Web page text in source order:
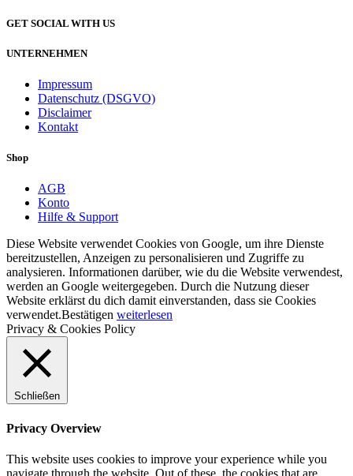
GET SOCIAL WITH US
UNTERNEHMEN
Impressum
Datenschutz (DSGVO)
Disclaimer
Kontakt
Shop
AGB
Konto
Hilfe & Support
Diese Website verwendet Cookies von Google, um ihre Dienste
bereitzustellen, Anzeigen zu personalisieren und Zugriffe zu
analysieren. Informationen darüber, wie du die Website verwendest,
werden an Google weitergegeben. Durch die Nutzung dieser
Website erklärst du dich damit einverstanden, dass sie Cookies
verwendet.Bestätigen weiterlesen
Privacy & Cookies Policy
Schließen
Privacy Overview
This website uses cookies to improve your experience while you
navigate through the website. Out of these, the cookies that are